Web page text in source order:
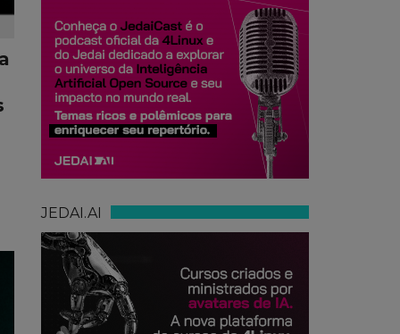
JEDAI.AI